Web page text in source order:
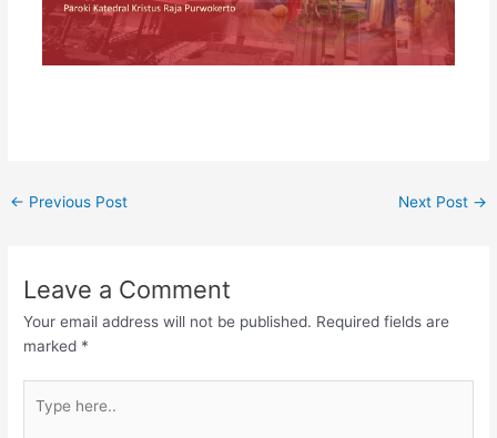
← Previous Post Next Post →
Leave a Comment
Your email address will not be published. Required fields are
marked *
here..